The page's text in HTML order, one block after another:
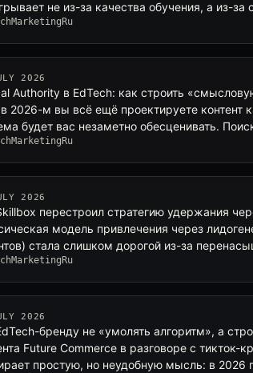
не из-за качества обучения, а из-за
2026
Authority в EdTech: как строить
2026-м вы всё ещё проектируете контент
будет вас незаметно обесценивать.
2026
перестроил стратегию удержания
модель привлечения через
стала слишком дорогой из-за
2026
бренду не «умолять алгоритм», а
Future Commerce в разговоре с
простую, но неудобную мысль: в 2026